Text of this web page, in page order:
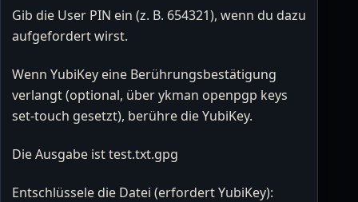
Gib die User PIN ein (z. B. 654321), wenn du dazu
aufgefordert wirst.
Wenn YubiKey eine Berührungsbestätigung
verlangt (optional, über ykman openpgp keys
set-touch gesetzt), berühre die YubiKey.
Die Ausgabe ist test.txt.gpg
Entschlüssele die Datei (erfordert YubiKey):